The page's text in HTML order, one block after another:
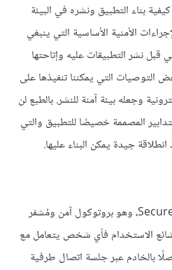
بناء التطبيق ونشره في البيئة
الأمنية الأساسية التي ينبغي
قبل نشر التطبيقات عليه وإتاحتها
التوصيات التي يمكننا تنفيذها على
وجعله بيئة آمنة للنشر. بالطبع لن
المصممة خصيصًا للتطبيق والتي
جيدة يمكن البناء عليها.
هي اختصار لعبارة Secure Shell، وهو بروتوكول آمن ومُشفر
شائع الاستخدام فأي شخص يتعامل مع
بالخادم عبر جلسة اتصال طرفية